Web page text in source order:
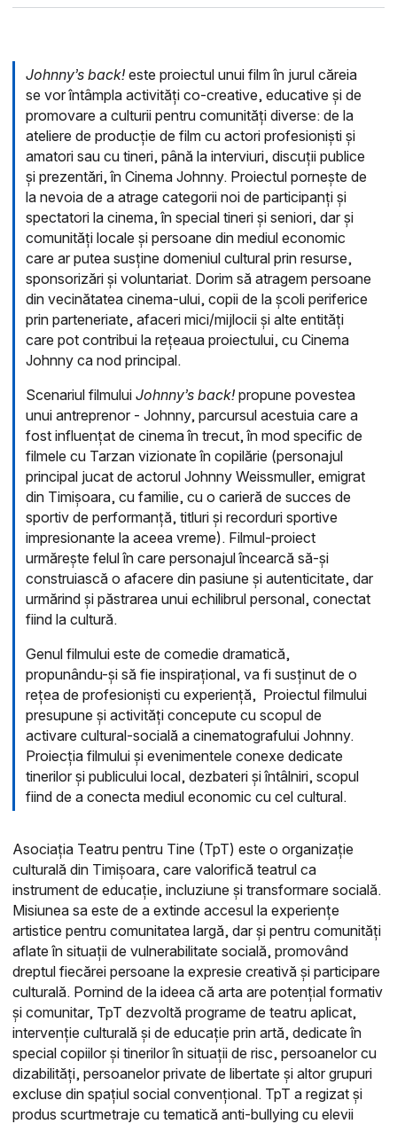
Johnny’s back! este proiectul unui film în jurul căreia
se vor întâmpla activități co-creative, educative și de
promovare a culturii pentru comunități diverse: de la
ateliere de producție de film cu actori profesioniști și
amatori sau cu tineri, până la interviuri, discuții publice
și prezentări, în Cinema Johnny. Proiectul pornește de
la nevoia de a atrage categorii noi de participanți și
spectatori la cinema, în special tineri și seniori, dar și
comunități locale și persoane din mediul economic
care ar putea susține domeniul cultural prin resurse,
sponsorizări și voluntariat. Dorim să atragem persoane
din vecinătatea cinema-ului, copii de la școli periferice
prin parteneriate, afaceri mici/mijlocii și alte entități
care pot contribui la rețeaua proiectului, cu Cinema
Johnny ca nod principal.
Scenariul filmului Johnny’s back! propune povestea
unui antreprenor - Johnny, parcursul acestuia care a
fost influențat de cinema în trecut, în mod specific de
filmele cu Tarzan vizionate în copilărie (personajul
principal jucat de actorul Johnny Weissmuller, emigrat
din Timișoara, cu familie, cu o carieră de succes de
sportiv de performanță, titluri și recorduri sportive
impresionante la aceea vreme). Filmul-proiect
urmărește felul în care personajul încearcă să-și
construiască o afacere din pasiune și autenticitate, dar
urmărind și păstrarea unui echilibrul personal, conectat
fiind la cultură.
Genul filmului este de comedie dramatică,
propunându-și să fie inspirațional, va fi susținut de o
rețea de profesioniști cu experiență, Proiectul filmului
presupune și activități concepute cu scopul de
activare cultural-socială a cinematografului Johnny.
Proiecția filmului și evenimentele conexe dedicate
tinerilor și publicului local, dezbateri și întâlniri, scopul
fiind de a conecta mediul economic cu cel cultural.
Asociația Teatru pentru Tine (TpT) este o organizație
culturală din Timișoara, care valorifică teatrul ca
instrument de educație, incluziune și transformare socială.
Misiunea sa este de a extinde accesul la experiențe
artistice pentru comunitatea largă, dar și pentru comunități
aflate în situații de vulnerabilitate socială, promovând
dreptul fiecărei persoane la expresie creativă și participare
culturală. Pornind de la ideea că arta are potențial formativ
și comunitar, TpT dezvoltă programe de teatru aplicat,
intervenție culturală și de educație prin artă, dedicate în
special copiilor și tinerilor în situații de risc, persoanelor cu
dizabilități, persoanelor private de libertate și altor grupuri
excluse din spațiul social convențional. TpT a regizat și
produs scurtmetraje cu tematică anti-bullying cu elevii